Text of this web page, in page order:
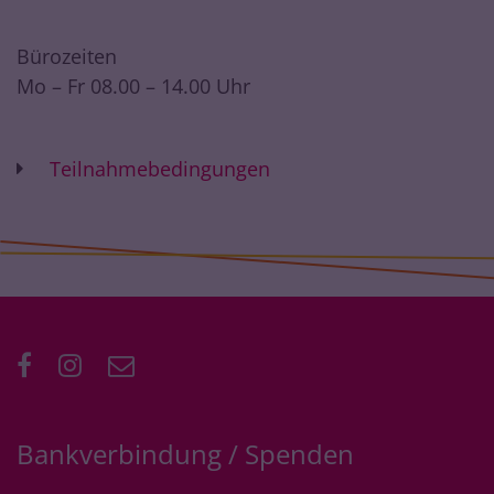
Bürozeiten
Mo – Fr 08.00 – 14.00 Uhr
Teilnahmebedingungen
Bankverbindung / Spenden